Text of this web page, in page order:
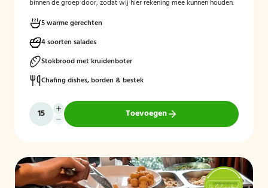
binnen de groep door, zodat wij hier rekening mee kunnen houden.
5 warme gerechten
4 soorten salades
Stokbrood met kruidenboter
Chafing dishes, borden & bestek
Toevoegen